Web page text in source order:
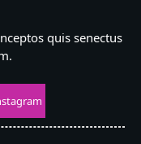
quis senectus